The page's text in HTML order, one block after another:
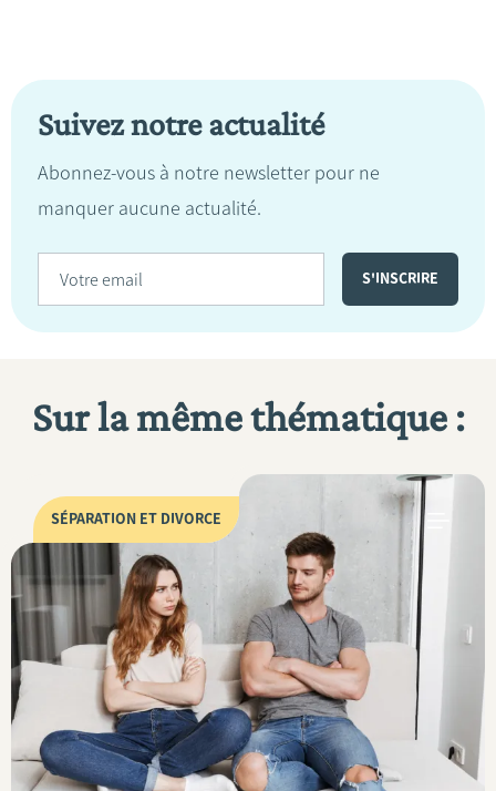
Suivez notre actualité
Abonnez-vous à notre newsletter pour ne
manquer aucune actualité.
Sur la même thématique :
SÉPARATION ET DIVORCE